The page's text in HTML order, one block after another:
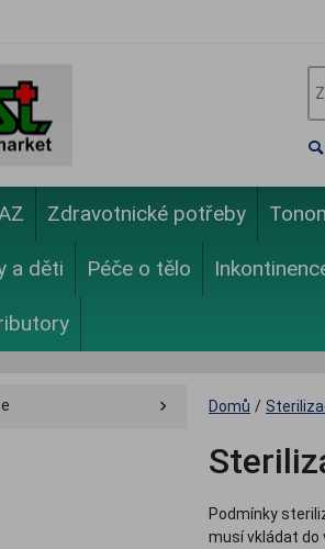
Zdravotnické potřeby
a děti Péče o tělo
Domů /
Podmínky
musí vkládat do